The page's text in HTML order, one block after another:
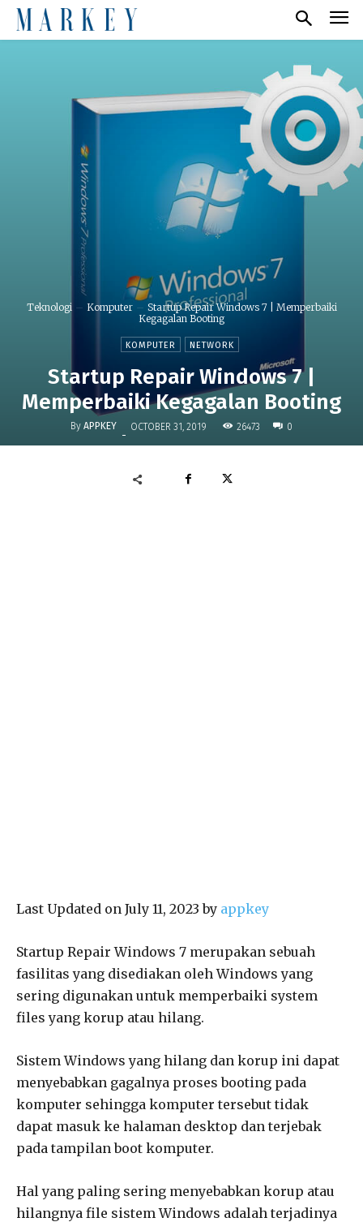
Teknologi Komputer
Startup Repair Windows 7 | Memperbaiki
Kegagalan Booting
KOMPUTER NETWORK
Startup Repair Windows 7 |
Memperbaiki Kegagalan Booting
By APPKEY - OCTOBER 31, 2019 26473 0
Last Updated on July 11, 2023 by appkey
Startup Repair Windows 7 merupakan sebuah
fasilitas yang disediakan oleh Windows yang
sering digunakan untuk memperbaiki system
files yang korup atau hilang.
Sistem Windows yang hilang dan korup ini dapat
menyebabkan gagalnya proses booting pada
komputer sehingga komputer tersebut tidak
dapat masuk ke halaman desktop dan terjebak
pada tampilan boot komputer.
Hal yang paling sering menyebabkan korup atau
hilangnya file sistem Windows adalah terjadinya